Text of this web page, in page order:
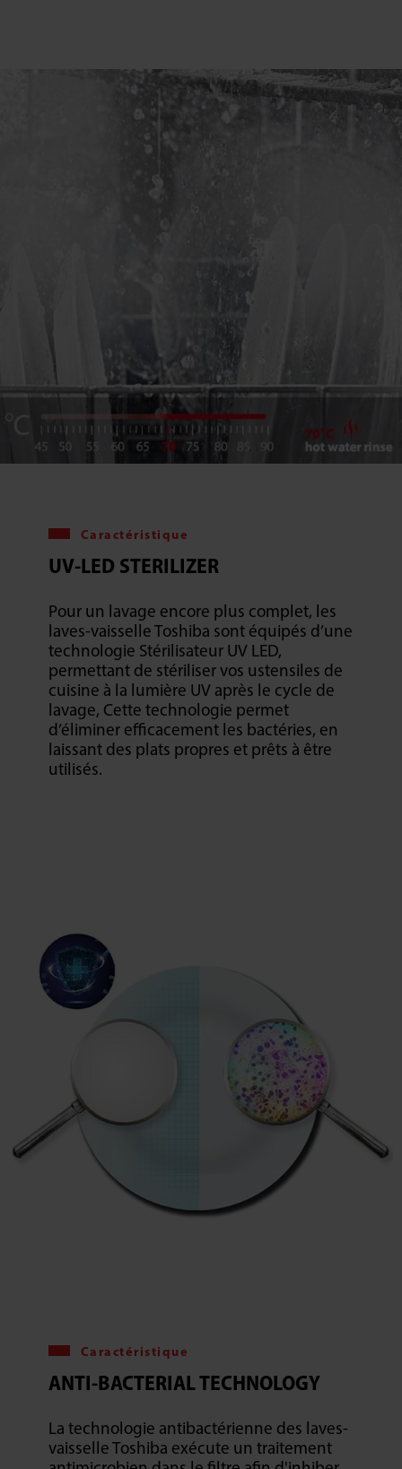
Caractéristique
UV-LED STERILIZER
Pour un lavage encore plus complet, les
laves-vaisselle Toshiba sont équipés d’une
technologie Stérilisateur UV LED,
permettant de stériliser vos ustensiles de
cuisine à la lumière UV après le cycle de
lavage, Cette technologie permet
d’éliminer efficacement les bactéries, en
laissant des plats propres et prêts à être
utilisés.
Caractéristique
ANTI-BACTERIAL TECHNOLOGY
La technologie antibactérienne des laves-
vaisselle Toshiba exécute un traitement